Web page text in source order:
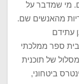
מי שמדבר על
מהאנשים שם.
עתידם
בית ספר ממלכתי
של תוכנית
ביטחוני,